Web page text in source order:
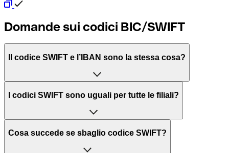
Domande sui codici BIC/SWIFT
Il codice SWIFT e l’IBAN sono la stessa cosa?
L'acronimo SWIFT sta per “Society for Worldwide
per l’elaborazione dei pagamenti tra diversi Paesi.
Il BIC, invece, sta per “Bank Identifier Code” ed è una
I codici SWIFT sono uguali per tutte le filiali?
Dipende dalle banche. In alcuni casi le banche utilizzano
Cosa succede se sbaglio codice SWIFT?